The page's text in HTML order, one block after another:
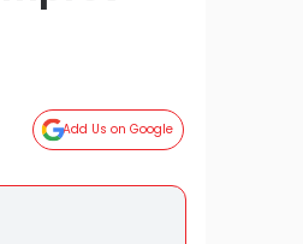
Add Us on Google